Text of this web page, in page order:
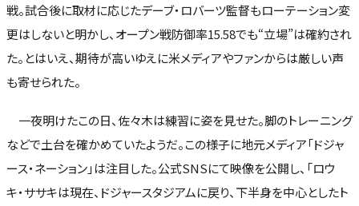
戦。試合後に取材に応じたデーブ・ロバーツ監督もローテーション変
更はしないと明かし、オープン戦防御率15.58でも“立場”は確約され
た。とはいえ、期待が高いゆえに米メディアやファンからは厳しい声
も寄せられた。
一夜明けたこの日、佐々木は練習に姿を見せた。脚のトレーニング
などで土台を確かめていたようだ。この様子に地元メディア「ドジャ
ース・ネーション」は注目した。公式SNSにて映像を公開し、「ロウ
キ・ササキは現在、ドジャースタジアムに戻り、下半身を中心としたト